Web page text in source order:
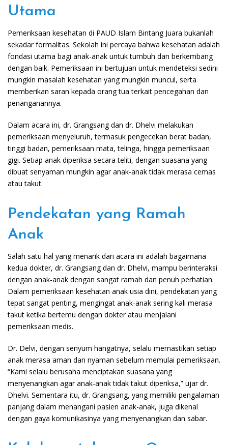
Utama
Pemeriksaan kesehatan di PAUD Islam Bintang Juara bukanlah
sekadar formalitas. Sekolah ini percaya bahwa kesehatan adalah
fondasi utama bagi anak-anak untuk tumbuh dan berkembang
dengan baik. Pemeriksaan ini bertujuan untuk mendeteksi sedini
mungkin masalah kesehatan yang mungkin muncul, serta
memberikan saran kepada orang tua terkait pencegahan dan
penanganannya.
Dalam acara ini, dr. Grangsang dan dr. Dhelvi melakukan
pemeriksaan menyeluruh, termasuk pengecekan berat badan,
tinggi badan, pemeriksaan mata, telinga, hingga pemeriksaan
gigi. Setiap anak diperiksa secara teliti, dengan suasana yang
dibuat senyaman mungkin agar anak-anak tidak merasa cemas
atau takut.
Pendekatan yang Ramah
Anak
Salah satu hal yang menarik dari acara ini adalah bagaimana
kedua dokter, dr. Grangsang dan dr. Dhelvi, mampu berinteraksi
dengan anak-anak dengan sangat ramah dan penuh perhatian.
Dalam pemeriksaan kesehatan anak usia dini, pendekatan yang
tepat sangat penting, mengingat anak-anak sering kali merasa
takut ketika bertemu dengan dokter atau menjalani
pemeriksaan medis.
Dr. Delvi, dengan senyum hangatnya, selalu memastikan setiap
anak merasa aman dan nyaman sebelum memulai pemeriksaan.
“Kami selalu berusaha menciptakan suasana yang
menyenangkan agar anak-anak tidak takut diperiksa,” ujar dr.
Dhelvi. Sementara itu, dr. Grangsang, yang memiliki pengalaman
panjang dalam menangani pasien anak-anak, juga dikenal
dengan gaya komunikasinya yang menyenangkan dan sabar.